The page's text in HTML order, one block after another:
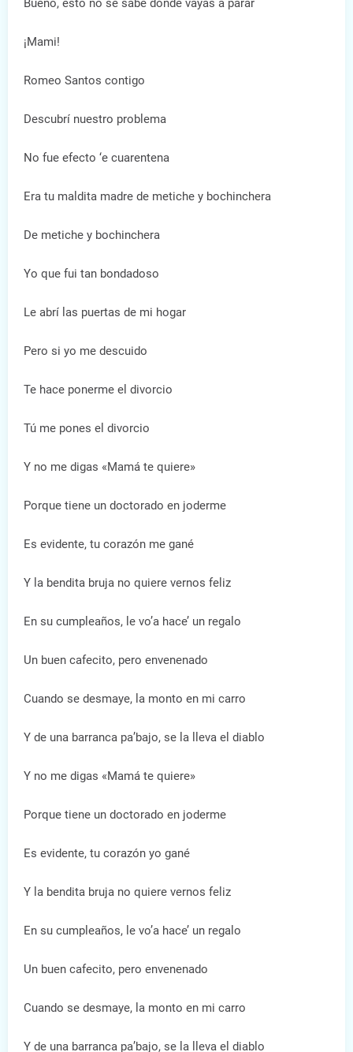
Bueno, esto no se sabe dónde vayas a parar
¡Mami!
Romeo Santos contigo
Descubrí nuestro problema
No fue efecto ‘e cuarentena
Era tu maldita madre de metiche y bochinchera
De metiche y bochinchera
Yo que fui tan bondadoso
Le abrí las puertas de mi hogar
Pero si yo me descuido
Te hace ponerme el divorcio
Tú me pones el divorcio
Y no me digas «Mamá te quiere»
Porque tiene un doctorado en joderme
Es evidente, tu corazón me gané
Y la bendita bruja no quiere vernos feliz
En su cumpleaños, le vo’a hace’ un regalo
Un buen cafecito, pero envenenado
Cuando se desmaye, la monto en mi carro
Y de una barranca pa’bajo, se la lleva el diablo
Y no me digas «Mamá te quiere»
Porque tiene un doctorado en joderme
Es evidente, tu corazón yo gané
Y la bendita bruja no quiere vernos feliz
En su cumpleaños, le vo’a hace’ un regalo
Un buen cafecito, pero envenenado
Cuando se desmaye, la monto en mi carro
Y de una barranca pa’bajo, se la lleva el diablo